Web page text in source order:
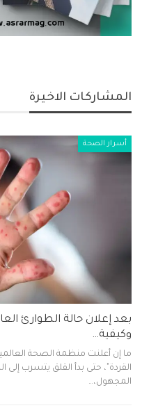
المشاركات الاخيرة
أسرار الصحة
بعد إعلان حالة الطوارئ
وكيفية…
ما إن أعلنت منظمة الصحة
القردة"، حتى بدأ القلق يتسرب إلى
المجهول،…